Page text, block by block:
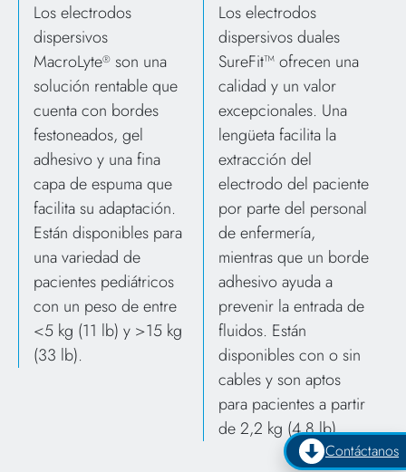
Contáctanos
Los electrodos
dispersivos
MacroLyte® son una
solución rentable que
cuenta con bordes
festoneados, gel
adhesivo y una fina
capa de espuma que
facilita su adaptación.
Están disponibles para
una variedad de
pacientes pediátricos
con un peso de entre
<5 kg (11 lb) y >15 kg
(33 lb).
Los electrodos
dispersivos duales
SureFit™ ofrecen una
calidad y un valor
excepcionales. Una
lengüeta facilita la
extracción del
electrodo del paciente
por parte del personal
de enfermería,
mientras que un borde
adhesivo ayuda a
prevenir la entrada de
fluidos. Están
disponibles con o sin
cables y son aptos
para pacientes a partir
de 2,2 kg (4,8 lb).